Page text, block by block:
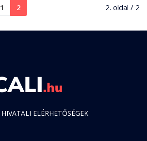
1 2 2. oldal / 2
HIVATALI ELÉRHETŐSÉGEK